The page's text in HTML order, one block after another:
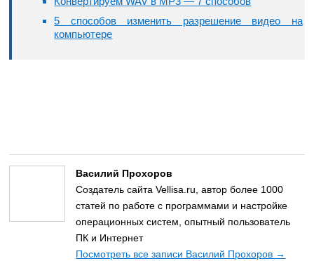
5 способов изменить разрешение видео на
компьютере
Василий Прохоров
Создатель сайта Vellisa.ru, автор более 1000
статей по работе с программами и настройке
операционных систем, опытный пользователь
ПК и Интернет
Посмотреть все записи Василий Прохоров →